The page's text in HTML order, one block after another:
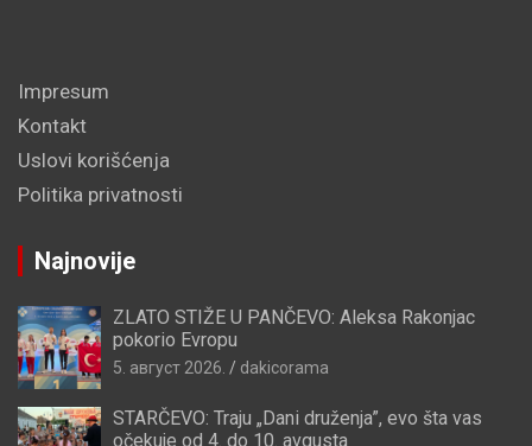
Impresum
Kontakt
Uslovi korišćenja
Politika privatnosti
Najnovije
ZLATO STIŽE U PANČEVO: Aleksa Rakonjac
pokorio Evropu
5. август 2026. dakicorama
STARČEVO: Traju „Dani druženja”, evo šta vas
očekuje od 4. do 10. avgusta